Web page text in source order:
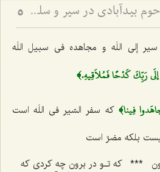
رساله مختصري از مرحوم بيدآبادي در سير و سلوک الي اللَه 5
سیر إلی اللَه و مجاهده فی سبیل اللَه
إلَي رَبِّكَ‌ كَدْحًا فَمُلاَقِيهِ.﴾
فِينا﴾ كه سفر السّیر فی اللَه است
بلكه مضرّ است
*** كه تـو در برون چه كردی كه